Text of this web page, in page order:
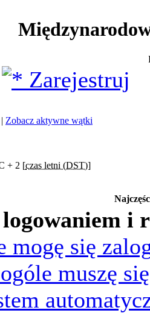
Zarejestruj
| Zobacz aktywne wątki
+ 2 [czas letni (DST)]
i
mogę się
muszę